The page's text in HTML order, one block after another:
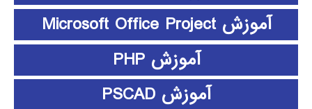
آموزش Microsoft Office Project
آموزش PHP
آموزش PSCAD